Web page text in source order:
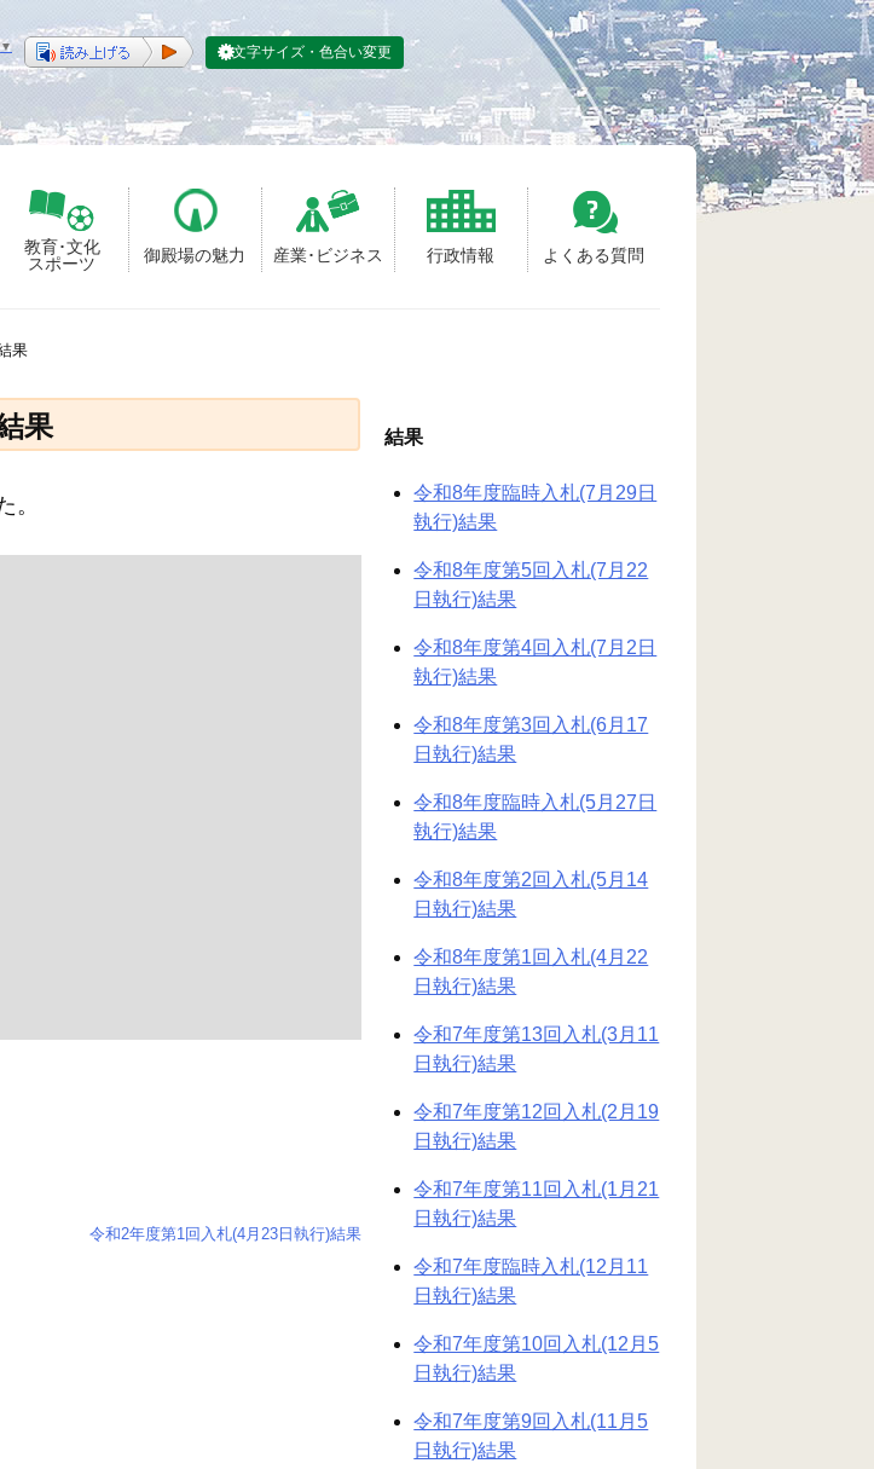
教育･文化
スポーツ
御殿場の魅力 産業･ビジネス 行政情報 よくある質問
▼ 文字サイズ・色合い変更
果
果
。
令和2年度第1回入札(4月23日執行)結果
結果
令和8年度臨時入札(7月29日
執行)結果
令和8年度第5回入札(7月22
日執行)結果
令和8年度第4回入札(7月2日
執行)結果
令和8年度第3回入札(6月17
日執行)結果
令和8年度臨時入札(5月27日
執行)結果
令和8年度第2回入札(5月14
日執行)結果
令和8年度第1回入札(4月22
日執行)結果
令和7年度第13回入札(3月11
日執行)結果
令和7年度第12回入札(2月19
日執行)結果
令和7年度第11回入札(1月21
日執行)結果
令和7年度臨時入札(12月11
日執行)結果
令和7年度第10回入札(12月5
日執行)結果
令和7年度第9回入札(11月5
日執行)結果